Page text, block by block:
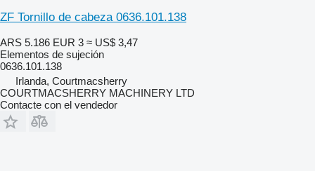
ZF Tornillo de cabeza 0636.101.138
ARS 5.186 EUR 3 ≈ US$ 3,47
Elementos de sujeción
0636.101.138
Irlanda, Courtmacsherry
COURTMACSHERRY MACHINERY LTD
Contacte con el vendedor